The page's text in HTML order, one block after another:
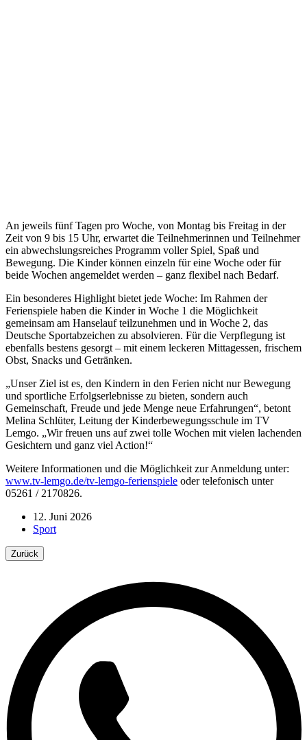
An jeweils fünf Tagen pro Woche, von Montag bis Freitag in der
Zeit von 9 bis 15 Uhr, erwartet die Teilnehmerinnen und Teilnehmer
ein abwechslungsreiches Programm voller Spiel, Spaß und
Bewegung. Die Kinder können einzeln für eine Woche oder für
beide Wochen angemeldet werden – ganz flexibel nach Bedarf.
Ein besonderes Highlight bietet jede Woche: Im Rahmen der
Ferienspiele haben die Kinder in Woche 1 die Möglichkeit
gemeinsam am Hanselauf teilzunehmen und in Woche 2, das
Deutsche Sportabzeichen zu absolvieren. Für die Verpflegung ist
ebenfalls bestens gesorgt – mit einem leckeren Mittagessen, frischem
Obst, Snacks und Getränken.
„Unser Ziel ist es, den Kindern in den Ferien nicht nur Bewegung
und sportliche Erfolgserlebnisse zu bieten, sondern auch
Gemeinschaft, Freude und jede Menge neue Erfahrungen“, betont
Melina Schlüter, Leitung der Kinderbewegungsschule im TV
Lemgo. „Wir freuen uns auf zwei tolle Wochen mit vielen lachenden
Gesichtern und ganz viel Action!“
Weitere Informationen und die Möglichkeit zur Anmeldung unter:
www.tv-lemgo.de/tv-lemgo-ferienspiele oder telefonisch unter
05261 / 2170826.
12. Juni 2026
Sport